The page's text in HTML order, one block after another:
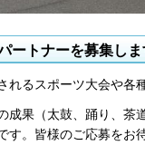
ートナーを募集しま
れるスポーツ大会や各
成果（太鼓、踊り、茶
す。皆様のご応募をお